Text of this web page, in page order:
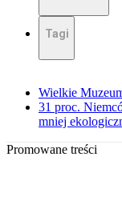
Tagi
Wielkie
31 proc.
mniej
Promowane treści